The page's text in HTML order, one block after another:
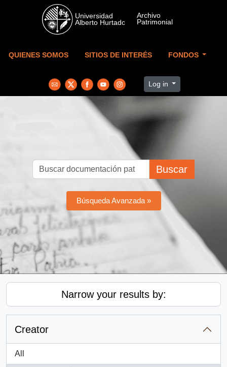
Skip to main content
QUIENES SOMOS SITIOS DE INTERÉS FONDOS
Log in
Buscar
Búsqueda Avanzada »
Narrow your results by:
Creator
All